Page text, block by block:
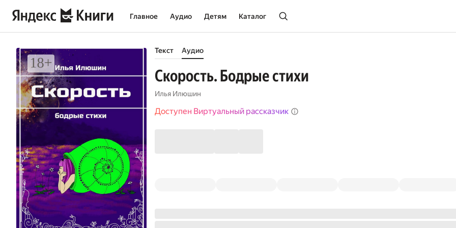
Главное Аудио Детям Каталог
Текст Аудио
Скорость. Бодрые стихи
Илья Илюшин
Доступен Виртуальный рассказчик